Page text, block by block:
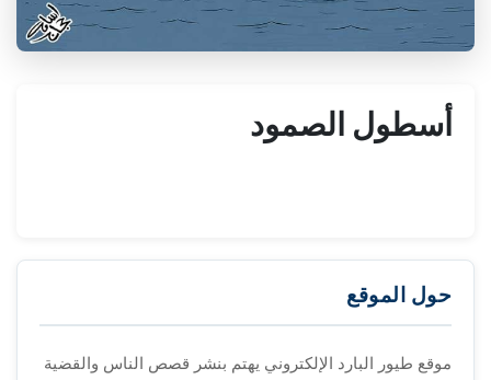
أسطول الصمود
حول الموقع
موقع طيور البارد الإلكتروني يهتم بنشر قصص الناس والقضية